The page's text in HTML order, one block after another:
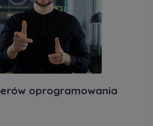
oprogramowania